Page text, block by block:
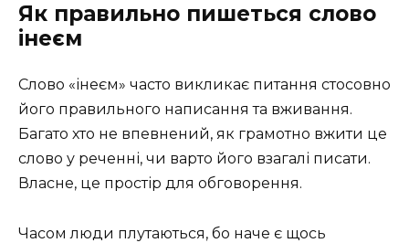
Як правильно пишеться слово
інеєм
Слово «інеєм» часто викликає питання стосовно
його правильного написання та вживання.
Багато хто не впевнений, як грамотно вжити це
слово у реченні, чи варто його взагалі писати.
Власне, це простір для обговорення.
Часом люди плутаються, бо наче є щось